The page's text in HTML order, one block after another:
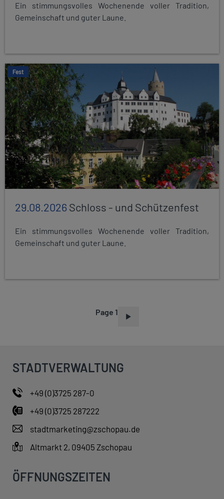
Ein stimmungsvolles Wochenende voller Tradition,
Gemeinschaft und guter Laune.
Fest
29.08.2026Schloss - und Schützenfest
Ein stimmungsvolles Wochenende voller Tradition,
Gemeinschaft und guter Laune.
Page 1
STADTVERWALTUNG
+49 (0)3725 287-0
+49 (0)3725 287222
stadtmarketing@zschopau.de
Altmarkt 2, 09405 Zschopau
ÖFFNUNGSZEITEN